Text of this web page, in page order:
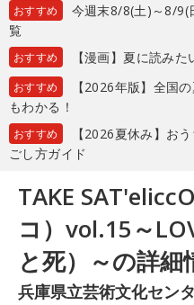
おすすめ
今週末8/8(土)～8/9(
覧
おすすめ 【漫画】夏に読み
おすすめ
【2026年版】全国
もわかる！
おすすめ
【2026夏休み】お
ごし方ガイド
TAKE
コ）vol.15～
と死）～の詳細
兵庫県立芸術文化セン